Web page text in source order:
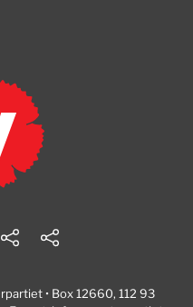
• Box 12660, 112 93